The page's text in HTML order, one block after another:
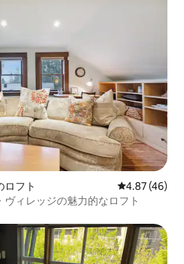
ロフト レビュー46
4.87 (46)
ィレッジの魅力的なロフト
です。